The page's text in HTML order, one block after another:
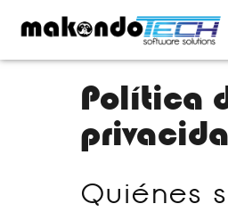
Política
Quiénes